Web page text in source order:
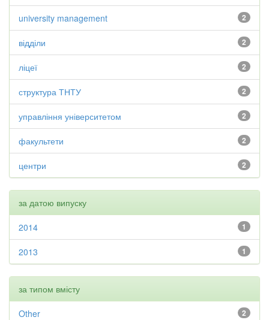
2
university management
2
відділи
2
ліцеї
2
структура ТНТУ
2
управління університетом
2
факультети
2
центри
за датою випуску
1
2014
1
2013
за типом вмісту
2
Other